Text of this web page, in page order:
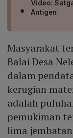
Video:
Antigen
Masyarakat
Balai Desa
dalam
kerugian
adalah
pemukiman
lima